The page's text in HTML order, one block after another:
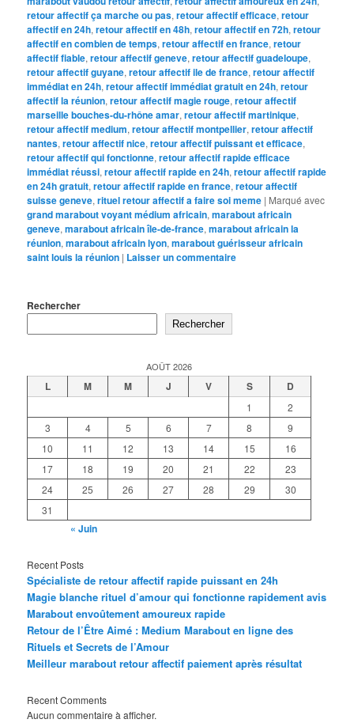
retour affectif ça marche ou pas,retour affectif efficace,retour
affectif en 24h,retour affectif en 48h,retour affectif en 72h,retour
affectif en combien de temps,retour affectif en france,retour
affectif fiable,retour affectif geneve,retour affectif guadeloupe,
retour affectif guyane,retour affectif ile de france,retour affectif
immédiat en 24h,retour affectif immédiat gratuit en 24h,retour
affectif la réunion,retour affectif magie rouge,retour affectif
marseille bouches-du-rhône amar,retour affectif martinique,
retour affectif medium,retour affectif montpellier,retour affectif
nantes,retour affectif nice,retour affectif puissant et efficace,
retour affectif qui fonctionne,retour affectif rapide efficace
immédiat réussi,retour affectif rapide en 24h,retour affectif rapide
en 24h gratuit,retour affectif rapide en france,retour affectif
suisse geneve,rituel retour affectif a faire soi meme | Marqué avec
grand marabout voyant médium africain,marabout africain
geneve,marabout africain île-de-france,marabout africain la
réunion,marabout africain lyon,marabout guérisseur africain
saint louis la réunion | Laisser un commentaire
Rechercher
Rechercher
AOÛT 2026
L M M J V S D
1
2
3
4 5 6 7 8
9
10
11 12 13 14 15
16
17
18 19 20 21 22
23
24
25 26 27 28 29
30
31
« Juin
Recent Posts
Spécialiste de retour affectif rapide puissant en 24h
Magie blanche rituel d’amour qui fonctionne rapidement avis
Marabout envoûtement amoureux rapide
Retour de l’Être Aimé : Medium Marabout en ligne des
Rituels et Secrets de l’Amour
Meilleur marabout retour affectif paiement après résultat
Recent Comments
Aucun commentaire à afficher.